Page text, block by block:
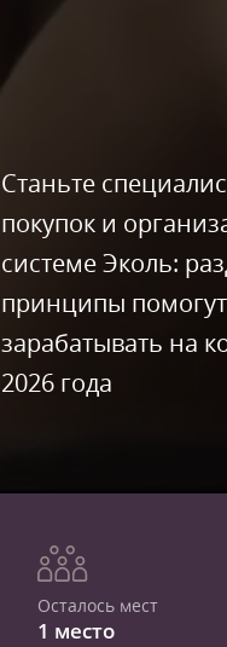
Станьте
покупок и
системе Эколь:
принципы
зарабатывать на
2026 года
Осталось мест
1 место